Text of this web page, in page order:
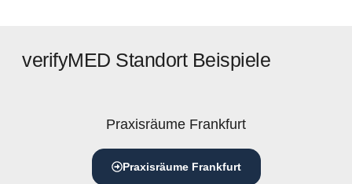
verifyMED Standort Beispiele
Praxisräume Frankfurt
Praxisräume Frankfurt